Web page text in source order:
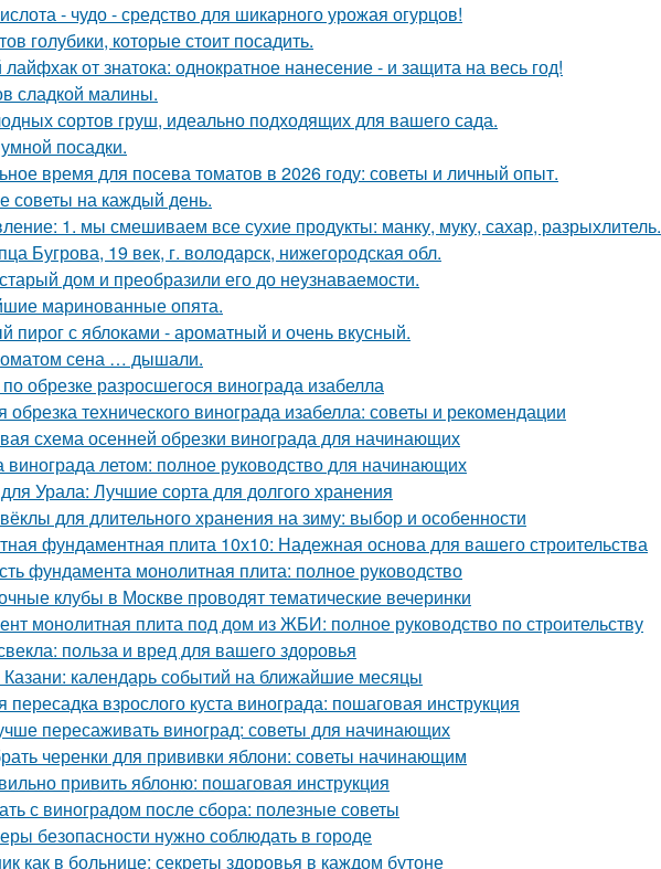
- чудо - средство для шикарного урожая огурцов!
голубики, которые стоит посадить.
от знатока: однократное нанесение - и защита на весь год!
сладкой малины.
сортов груш, идеально подходящих для вашего сада.
посадки.
время для посева томатов в 2026 году: советы и личный опыт.
советы на каждый день.
1. мы смешиваем все сухие продукты: манку, муку, сахар, разрыхлитель.
Бугрова, 19 век, г. володарск, нижегородская обл.
дом и преобразили его до неузнаваемости.
маринованные опята.
пирог с яблоками - ароматный и очень вкусный.
сена … дышали.
обрезке разросшегося винограда изабелла
обрезка технического винограда изабелла: советы и рекомендации
схема осенней обрезки винограда для начинающих
винограда летом: полное руководство для начинающих
Урала: Лучшие сорта для долгого хранения
для длительного хранения на зиму: выбор и особенности
фундаментная плита 10х10: Надежная основа для вашего строительства
фундамента монолитная плита: полное руководство
клубы в Москве проводят тематические вечеринки
монолитная плита под дом из ЖБИ: полное руководство по строительству
польза и вред для вашего здоровья
календарь событий на ближайшие месяцы
пересадка взрослого куста винограда: пошаговая инструкция
пересаживать виноград: советы для начинающих
черенки для прививки яблони: советы начинающим
привить яблоню: пошаговая инструкция
с виноградом после сбора: полезные советы
безопасности нужно соблюдать в городе
как в больнице: секреты здоровья в каждом бутоне